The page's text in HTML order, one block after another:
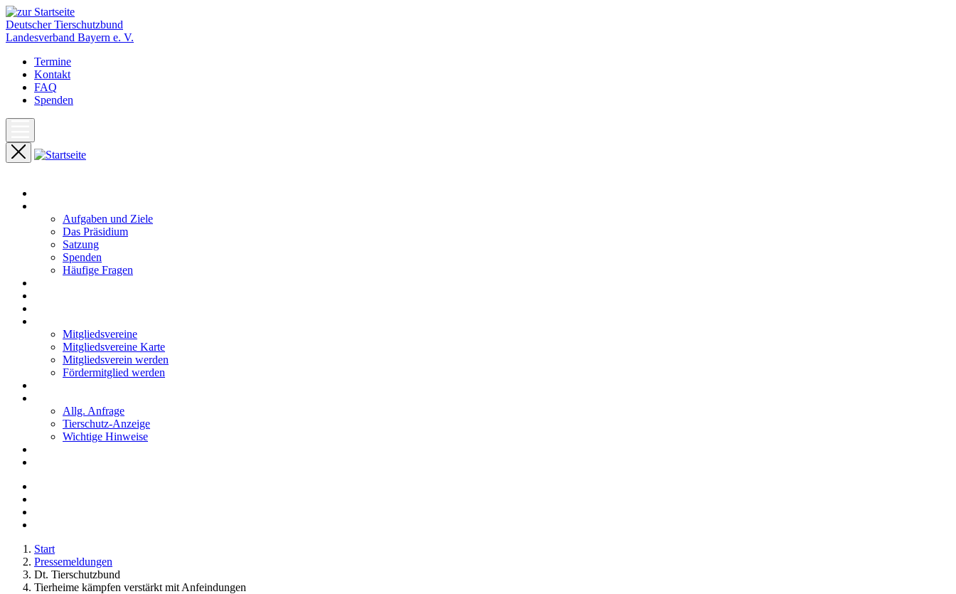
Deutscher Tierschutzbund
Landesverband Bayern e. V.
Termine
Kontakt
FAQ
Spenden
Aufgaben und Ziele
Das Präsidium
Satzung
Spenden
Häufige Fragen
Mitgliedsvereine
Mitgliedsvereine Karte
Mitgliedsverein werden
Fördermitglied werden
Allg. Anfrage
Tierschutz-Anzeige
Wichtige Hinweise
Start
Pressemeldungen
Dt. Tierschutzbund
Tierheime kämpfen verstärkt mit Anfeindungen